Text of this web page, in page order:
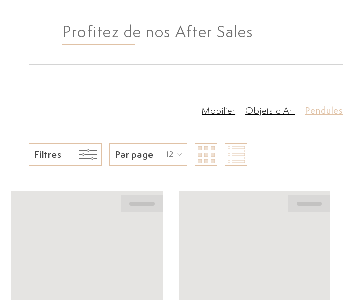
Profitez de nos After Sales
Mobilier Objets d'Art Pendules
Filtres Par page 12